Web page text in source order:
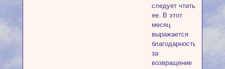
следует чтить
ее. В этот
месяц
выражается
благодарность
за
возвращение